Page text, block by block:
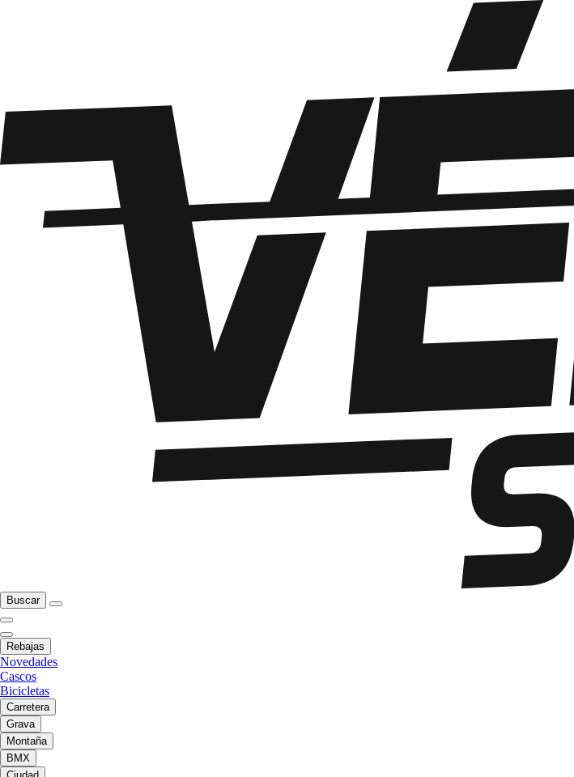
Buscar
Rebajas
Novedades
Cascos
Bicicletas
Carretera
Grava
Montaña
BMX